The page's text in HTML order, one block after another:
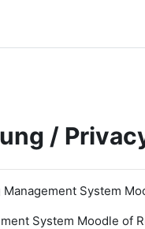
/
System
System Moodle of